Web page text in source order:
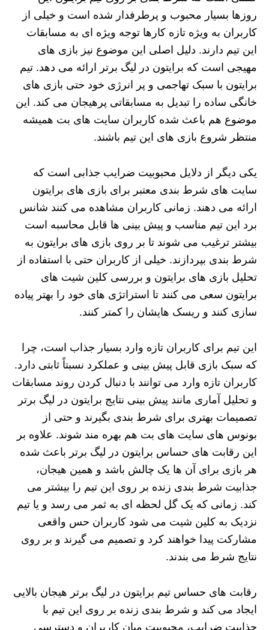
روزها بسیار محبوب و پرطرفدار شده است و خیلی از
کاربران به ویژه تازه کارها توجه ویژه‌ ای به مسابقات
این تیم دارند. دلیل اصلی این موضوع نیز بازی‌ های
مهیجی است که برایتون در لیگ برتر ارائه می‌ دهد. تیم
برایتون با سبک تهاجمی و پر انرژی خود حتی بازی‌ های
خانگی ساده را تبدیل به مسابقاتی پرهیجان می‌ کند. این
موضوع هم باعث شده کاربران سایت‌ های بت همیشه
منتظر شروع بازی‌ های این تیم باشند.
یکی دیگر از دلایل محبوبیت ضرایب جذابی است که
سایت‌ های شرط‌ بندی معتبر برای بازی‌ های برایتون
ارائه می‌ دهند. زمانی کاربران مشاهده می‌ کنند شانس
برد این تیم مناسب و پیش‌ بینی‌ ها قابل محاسبه است
بیشتر ترغیب می‌ شوند تا بر روی بازی‌ های برایتون به
شرط‌ بندی بپردازند. خیلی از کاربران حتی با استفاده از
تحلیل بازی های برایتون و بررسی کلین شیت های
برایتون سعی می‌ کنند تا استراتژی‌ های خود را بهتر پیاده‌
سازی کنند و ریسک‌ هایشان را کمتر کنند.
این تیم برای کاربران تازه وارد بسیار جذاب است، چرا
که سبک بازی قابل پیش‌ بینی و عملکرد نسبتاً ثابتی دارد.
کاربران تازه وارد می‌ توانند با دنبال کردن روند مسابقات
و تحلیل آماری مانند پیش بینی نتایج برایتون در لیگ برتر
تصمیمات بهتری برای شرط بندی بگیرند و حتی از
بونوس‌ های سایت‌ های بت هم بهره‌ مند شوند. علاوه بر
این رقابت‌ های حساس برایتون در لیگ برتر باعث شده
هر بازی برای آن ها یک چالش باشد و همین هیجان،
جذابیت شرط بندی زنده بر روی این تیم را بیشتر می‌
کند. زمانی که یک گل لحظه‌ ای به ثمر می‌ رسد و یا تیم
نزدیک به کلین شیت می‌ شود کاربران حس واقعی
مشارکت پیدا خواهند کرد و تصمیم می‌ گیرند و بر روی
نتایج شرط می بندند.
رقابت‌ های حساس تیم برایتون در لیگ برتر هیجان بالایی
ایجاد می‌ کند و شرط‌ بندی زنده بر روی این تیم با
جذابیت ضرایب، محبوبیت میان کاربران و دسترسی